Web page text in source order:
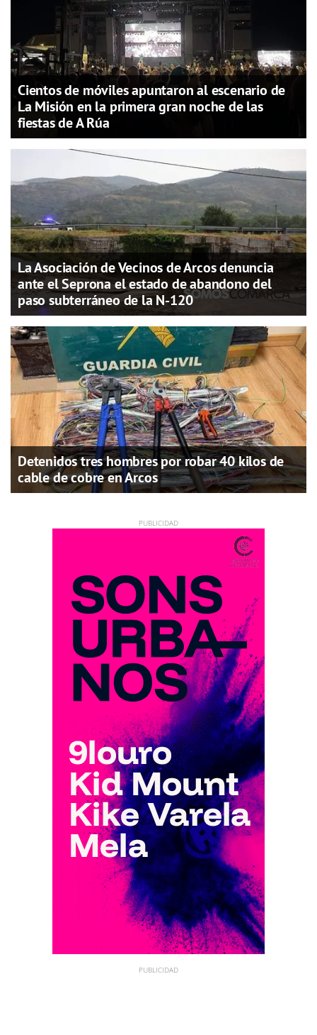
Cientos de móviles apuntaron al escenario de
La Misión en la primera gran noche de las
fiestas de A Rúa
La Asociación de Vecinos de Arcos denuncia
ante el Seprona el estado de abandono del
paso subterráneo de la N-120
Detenidos tres hombres por robar 40 kilos de
cable de cobre en Arcos